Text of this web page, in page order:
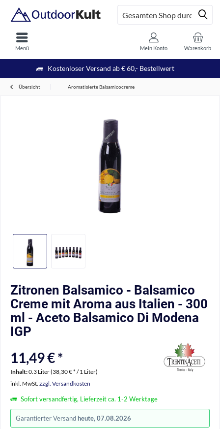
Kostenloser Versand ab € 60,- Bestellwert
Menü Warenkorb
Mein Konto
Übersicht Aromatisierte Balsamicocreme
Zitronen Balsamico - Balsamico
Creme mit Aroma aus Italien - 300
ml - Aceto Balsamico Di Modena
IGP
11,49 € *
Inhalt:0.3 Liter (38,30 € * / 1 Liter)
inkl. MwSt. zzgl. Versandkosten
Sofort versandfertig, Lieferzeit ca. 1-2 Werktage
Garantierter Versand heute, 07.08.2026